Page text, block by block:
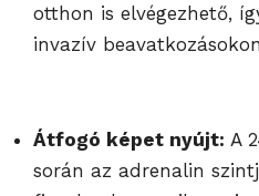
otthon is elvégezhető,
invazív
Átfogó képet nyújt: A
során az adrenalin